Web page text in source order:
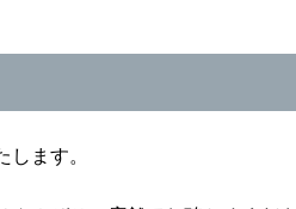
ます。